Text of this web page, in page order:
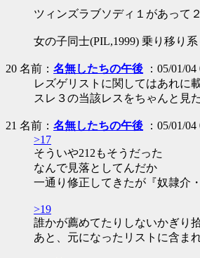
ツィンズラブソディ１があって
女の子同士(PIL,1999) 乗り移り系
20 名前： 名無したちの午後 ：05/01/
レズゲリストに関してはあれに
スレ３の当該レスをちゃんと見
21 名前： 名無したちの午後 ：05/01/
>17
そういや212もそうだった
なんで見落としてんだか
一通り修正してきたが『奴隷介
>19
誰かが薦めてたりしないかぎり
あと、元になったリストに含ま